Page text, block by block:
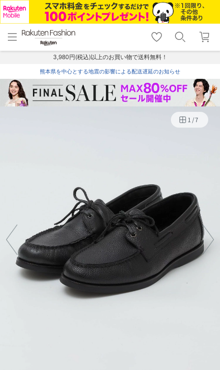
menu home
トップ
shopping_cart lock_outline
ログイン
3,980円(税込)以上のお買い物で送料無料！
熊本県を中心とする地震の影響による配送遅延のお知らせ
1 /7